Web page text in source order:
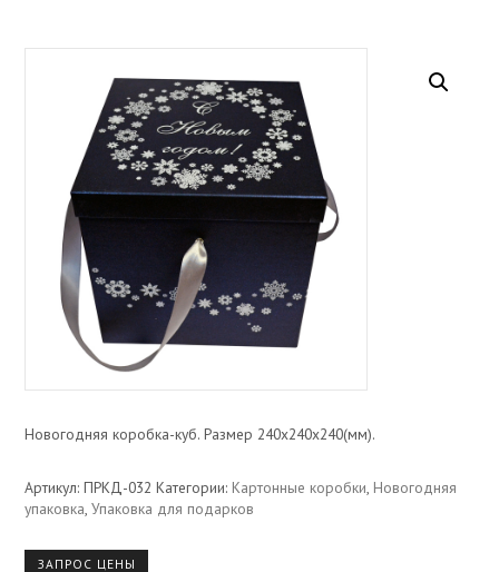
Новогодняя коробка-куб. Размер 240х240х240(мм).
Артикул: ПРКД-032 Категории: Картонные коробки, Новогодняя
упаковка, Упаковка для подарков
ЗАПРОС ЦЕНЫ